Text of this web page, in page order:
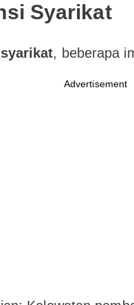
Syarikat
, beberapa
Advertisement